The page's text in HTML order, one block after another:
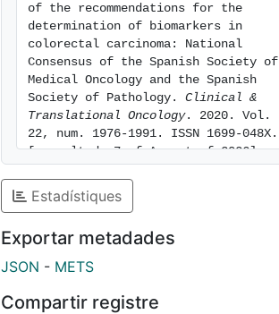
of the recommendations for the
determination of biomarkers in
colorectal carcinoma: National
Consensus of the Spanish Society of
Medical Oncology and the Spanish
Society of Pathology. Clinical &
Translational Oncology. 2020. Vol.
22, num. 1976-1991. ISSN 1699-048X.
[consulted: 7 of August of 2026].
https://hdl.handle.net/2445/171073
Estadístiques
Exportar metadades
JSON - METS
Compartir registre